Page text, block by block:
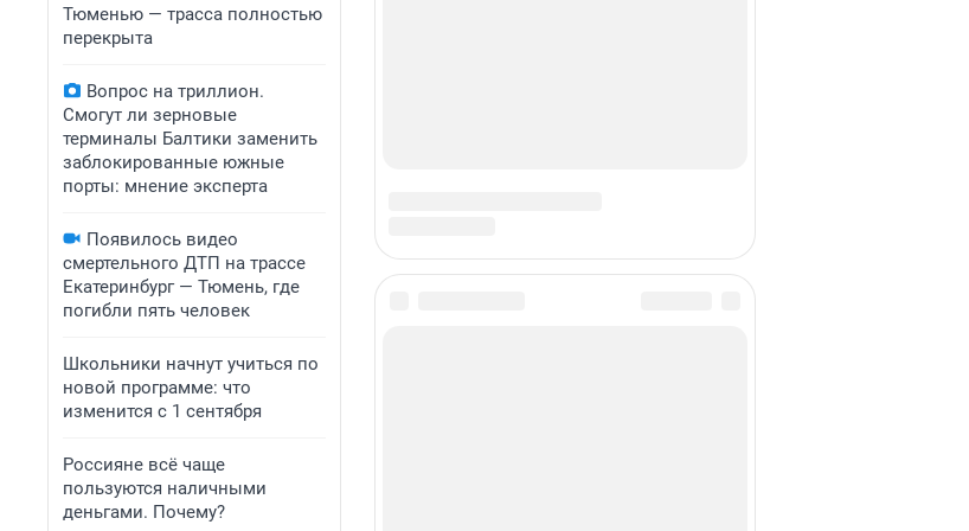
Тюменью — трасса полностью
перекрыта
Вопрос на триллион.
Смогут ли зерновые
терминалы Балтики заменить
заблокированные южные
порты: мнение эксперта
Появилось видео
смертельного ДТП на трассе
Екатеринбург — Тюмень, где
погибли пять человек
Школьники начнут учиться по
новой программе: что
изменится с 1 сентября
Россияне всё чаще
пользуются наличными
деньгами. Почему?